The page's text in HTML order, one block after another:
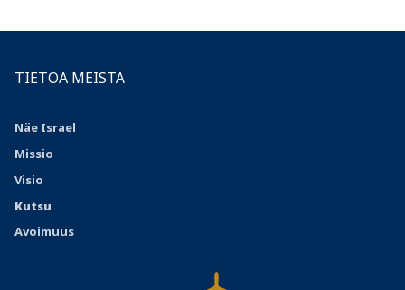
TIETOA MEISTÄ
Näe Israel
Missio
Visio
Kutsu
Avoimuus